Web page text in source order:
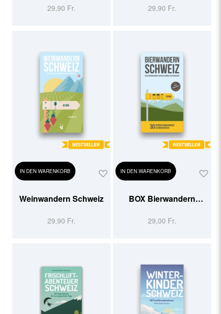
29,90 Fr. 29,90 Fr.
IN DEN WARENKORB
Weinwandern Schweiz
29,90 Fr.
IN DEN WARENKORB
BOX Bierwandern
29,00 Fr.